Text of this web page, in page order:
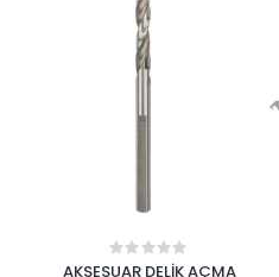
DELİK AÇMA